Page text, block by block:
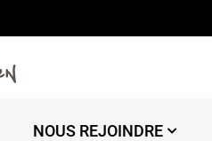
NOUS REJOINDRE